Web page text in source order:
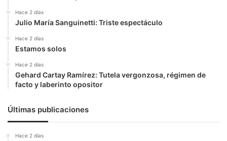
Hace 2 días
Julio María Sanguinetti: Triste espectáculo
Hace 2 días
Estamos solos
Hace 2 días
Gehard Cartay Ramírez: Tutela vergonzosa, régimen de
facto y laberinto opositor
Últimas publicaciones
Hace 2 días